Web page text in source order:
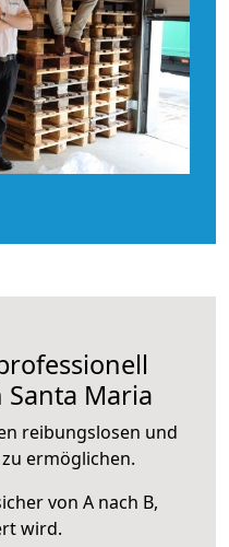
Maria
reibungslosen und
ermöglichen.
von A nach B,
wird.